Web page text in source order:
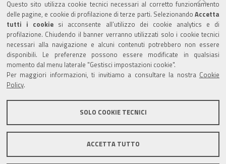
Questo sito utilizza cookie tecnici necessari al corretto funzionamento
delle pagine, e cookie di profilazione di terze parti. Selezionando Accetta
tutti i cookie si acconsente all’utilizzo dei cookie analytics e di
profilazione. Chiudendo il banner verranno utilizzati solo i cookie tecnici
necessari alla navigazione e alcuni contenuti potrebbero non essere
disponibili. Le preferenze possono essere modificate in qualsiasi
momento dal menu laterale "Gestisci impostazioni cookie".
Per maggiori informazioni, ti invitiamo a consultare la nostra Cookie
Policy
SOLO COOKIE TECNICI
ACCETTA TUTTO
Corso XI Settembre, 116 - CAP 61121 - Tel.: 0721
3571
TRASPARENZA
Amministrazione trasparente
Statistiche Web del sito (fonte Web Analytics Italia)
Contatti
Dichiarazione di accessibilità